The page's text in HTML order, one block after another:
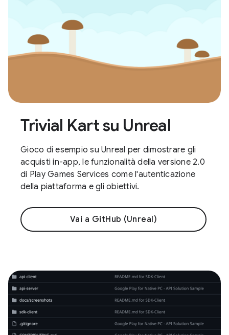
Trivial Kart su Unreal
Gioco di esempio su Unreal per dimostrare gli
acquisti in-app, le funzionalità della versione 2.0
di Play Games Services come l'autenticazione
della piattaforma e gli obiettivi.
Vai a GitHub (Unreal)